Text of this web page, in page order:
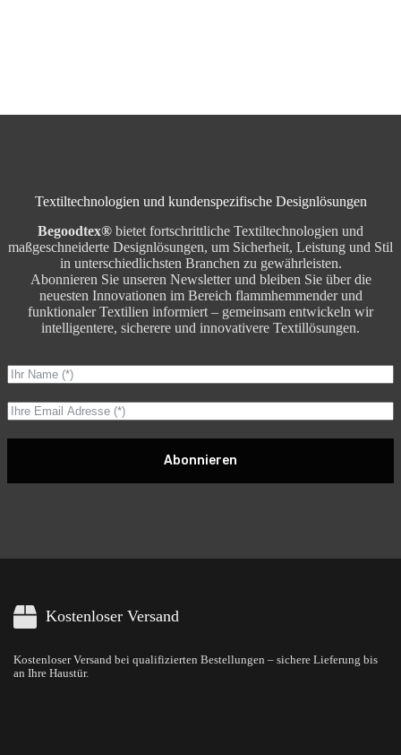
Textiltechnologien und kundenspezifische Designlösungen
Begoodtex® bietet fortschrittliche Textiltechnologien und
maßgeschneiderte Designlösungen, um Sicherheit, Leistung und Stil
in unterschiedlichsten Branchen zu gewährleisten.
Abonnieren Sie unseren Newsletter und bleiben Sie über die
neuesten Innovationen im Bereich flammhemmender und
funktionaler Textilien informiert – gemeinsam entwickeln wir
intelligentere, sicherere und innovativere Textillösungen.
Abonnieren
Kostenloser Versand
Kostenloser Versand bei qualifizierten Bestellungen – sichere Lieferung bis
an Ihre Haustür.